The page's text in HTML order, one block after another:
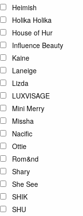
Heimish
Holika Holika
House of Hur
Influence Beauty
Kaine
Laneige
Lizda
LUXVISAGE
Mini Merry
Missha
Nacific
Ottie
Rom&nd
Shary
She See
SHIK
SHU